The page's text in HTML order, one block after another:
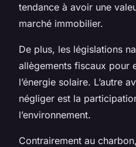
tendance à avoir une
marché immobilier.
De plus, les législations
allègements fiscaux pour
l’énergie solaire. L’autre
négliger est la
l’environnement.
Contrairement au